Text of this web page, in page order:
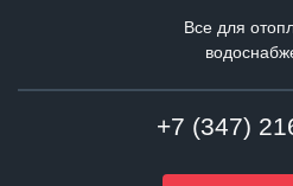
Все для
+7 (347)